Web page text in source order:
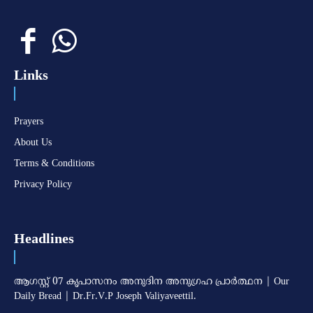
Links
Prayers
About Us
Terms & Conditions
Privacy Policy
Headlines
ആഗസ്റ്റ് 07 കൃപാസനം അനുദിന അനുഗ്രഹ പ്രാർത്ഥന | Our
Daily Bread | Dr.Fr.V.P Joseph Valiyaveettil.